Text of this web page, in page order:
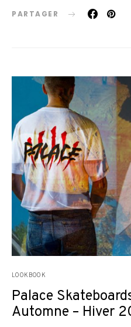
PARTAGER
LOOKBOOK
Palace
Automne – Hiver